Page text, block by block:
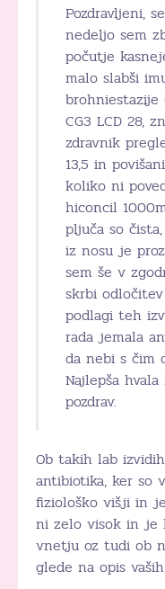
Pozdravljeni,
nedeljo sem
počutje
malo slabši
CG3 LCD 28,
zdravnik
13,5 in
koliko ni
hiconcil
pljuča so
iz nosu je
sem še v
skrbi
podlagi teh
rada jemala
da nebi s čim
Najlepša
pozdrav.
Ob takih lab
antibiotika, ker so
fiziološko višji in
ni zelo visok in je
vnetju oz tudi ob
glede na opis